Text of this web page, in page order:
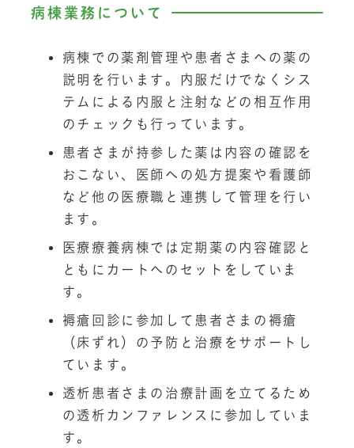
病棟業務について
病棟での薬剤管理や患者さまへの薬の
説明を行います。内服だけでなくシス
テムによる内服と注射などの相互作用
のチェックも行っています。
患者さまが持参した薬は内容の確認を
おこない、医師への処方提案や看護師
など他の医療職と連携して管理を行い
ます。
医療療養病棟では定期薬の内容確認と
ともにカートへのセットをしていま
す。
褥瘡回診に参加して患者さまの褥瘡
（床ずれ）の予防と治療をサポートし
ています。
透析患者さまの治療計画を立てるため
の透析カンファレンスに参加していま
す。